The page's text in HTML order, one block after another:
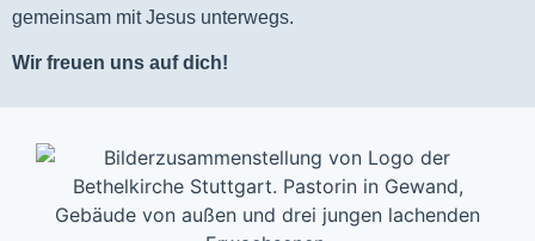
gemeinsam mit Jesus unterwegs.
Wir freuen uns auf dich!